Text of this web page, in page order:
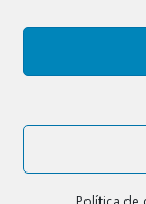
Carrer del
Geltrú
En esta web,
asistencia